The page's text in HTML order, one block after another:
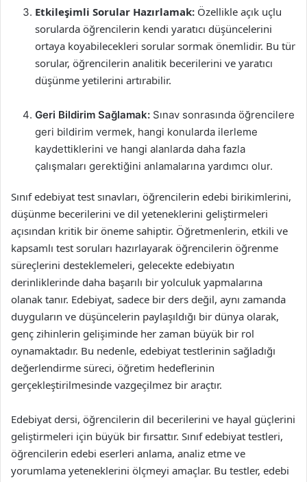
Etkileşimli Sorular Hazırlamak: Özellikle açık uçlu
sorularda öğrencilerin kendi yaratıcı düşüncelerini
ortaya koyabilecekleri sorular sormak önemlidir. Bu tür
sorular, öğrencilerin analitik becerilerini ve yaratıcı
düşünme yetilerini artırabilir.
Geri Bildirim Sağlamak: Sınav sonrasında öğrencilere
geri bildirim vermek, hangi konularda ilerleme
kaydettiklerini ve hangi alanlarda daha fazla
çalışmaları gerektiğini anlamalarına yardımcı olur.
Sınıf edebiyat test sınavları, öğrencilerin edebi birikimlerini,
düşünme becerilerini ve dil yeteneklerini geliştirmeleri
açısından kritik bir öneme sahiptir. Öğretmenlerin, etkili ve
kapsamlı test soruları hazırlayarak öğrencilerin öğrenme
süreçlerini desteklemeleri, gelecekte edebiyatın
derinliklerinde daha başarılı bir yolculuk yapmalarına
olanak tanır. Edebiyat, sadece bir ders değil, aynı zamanda
duyguların ve düşüncelerin paylaşıldığı bir dünya olarak,
genç zihinlerin gelişiminde her zaman büyük bir rol
oynamaktadır. Bu nedenle, edebiyat testlerinin sağladığı
değerlendirme süreci, öğretim hedeflerinin
gerçekleştirilmesinde vazgeçilmez bir araçtır.
Edebiyat dersi, öğrencilerin dil becerilerini ve hayal güçlerini
geliştirmeleri için büyük bir fırsattır. Sınıf edebiyat testleri,
öğrencilerin edebi eserleri anlama, analiz etme ve
yorumlama yeteneklerini ölçmeyi amaçlar. Bu testler, edebi